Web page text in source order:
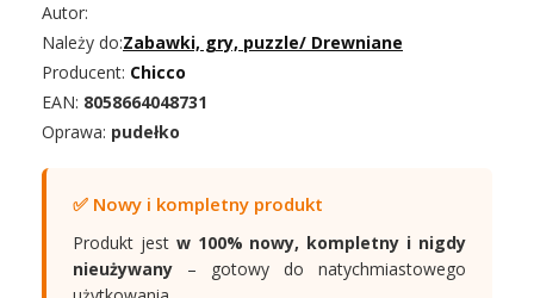
Autor:
Należy do:Zabawki, gry, puzzle/ Drewniane
Producent: Chicco
EAN: 8058664048731
Oprawa: pudełko
✅ Nowy i kompletny produkt
Produkt jest w 100% nowy, kompletny i nigdy
nieużywany – gotowy do natychmiastowego